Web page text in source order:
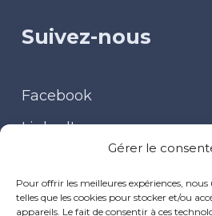
Gérer le
Pour offrir les meilleures expériences,
telles que les cookies pour stocker et/ou
appareils. Le fait de consentir à ces
Suivez-nous
Facebook
LinkedIn
Contact